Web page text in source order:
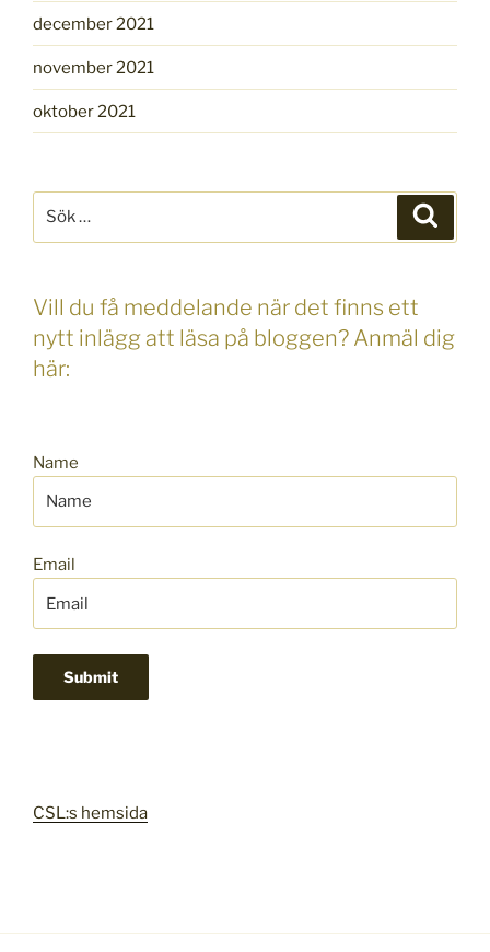
december 2021
november 2021
oktober 2021
efter:
Vill du få meddelande när det finns ett
nytt inlägg att läsa på bloggen? Anmäl dig
här:
Name
Email
CSL:s hemsida